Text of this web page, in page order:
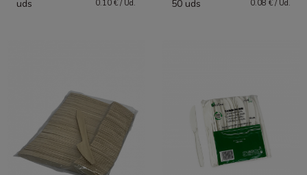
uds
0.10 € / Ud.
50 uds
0.08 € / Ud.